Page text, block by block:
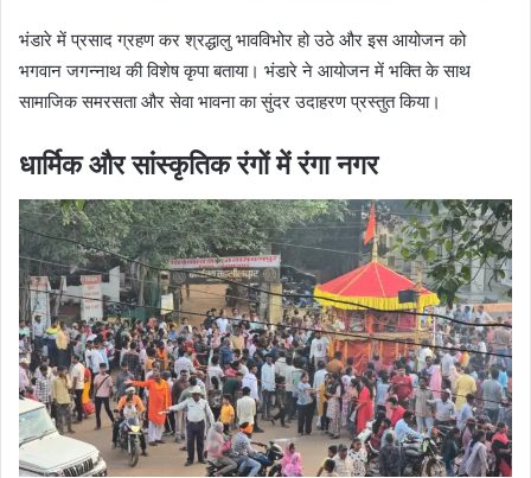
भंडारे में प्रसाद ग्रहण कर श्रद्धालु भावविभोर हो उठे और इस आयोजन को
भगवान जगन्नाथ की विशेष कृपा बताया। भंडारे ने आयोजन में भक्ति के साथ
सामाजिक समरसता और सेवा भावना का सुंदर उदाहरण प्रस्तुत किया।
धार्मिक और सांस्कृतिक रंगों में रंगा नगर